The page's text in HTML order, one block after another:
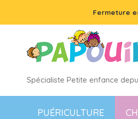
Fermeture
Spécialiste Petite enfance
PUÉRICULTURE